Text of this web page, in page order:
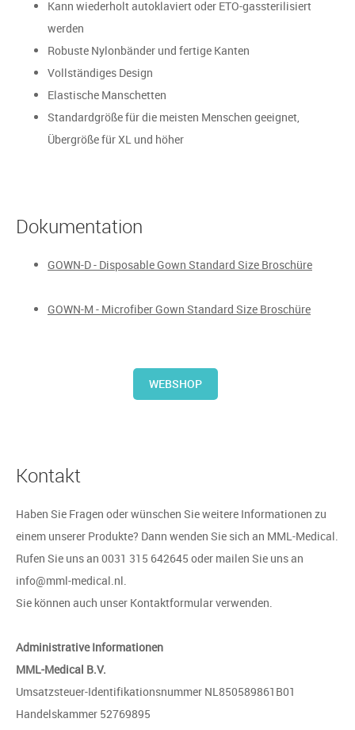
Kann wiederholt autoklaviert oder ETO-gassterilisiert
werden
Robuste Nylonbänder und fertige Kanten
Vollständiges Design
Elastische Manschetten
Standardgröße für die meisten Menschen geeignet,
Übergröße für XL und höher
Dokumentation
GOWN-D - Disposable Gown Standard Size Broschüre
GOWN-M - Microfiber Gown Standard Size Broschüre
WEBSHOP
Kontakt
Haben Sie Fragen oder wünschen Sie weitere Informationen zu
einem unserer Produkte? Dann wenden Sie sich an MML-Medical.
Rufen Sie uns an 0031 315 642645 oder mailen Sie uns an
info@mml-medical.nl.
Sie können auch unser Kontaktformular verwenden.
Administrative Informationen
MML-Medical B.V.
Umsatzsteuer-Identifikationsnummer NL850589861B01
Handelskammer 52769895